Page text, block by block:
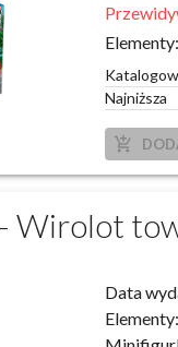
Elementy:
Najniższa
add_shopping_cart
Wirolot
Data
Elementy: